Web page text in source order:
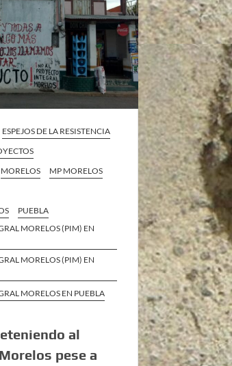
ESPEJOS DE LA RESISTENCIA
MORELOS
MP MORELOS
PUEBLA
MORELOS (PIM) EN
MORELOS (PIM) EN
MORELOS EN PUEBLA
al
pese a